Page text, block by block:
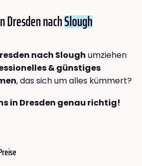
Dresden nachSlough
nach Slough umziehen
& günstiges
, das sich um alles kümmert?
in Dresden genau richtig!